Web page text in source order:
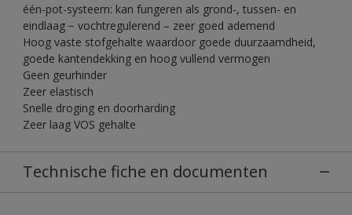
één-pot-systeem: kan fungeren als grond-, tussen- en
eindlaag − vochtregulerend – zeer goed ademend
Hoog vaste stofgehalte waardoor goede duurzaamdheid,
goede kantendekking en hoog vullend vermogen
Geen geurhinder
Zeer elastisch
Snelle droging en doorharding
Zeer laag VOS gehalte
Technische fiche en documenten